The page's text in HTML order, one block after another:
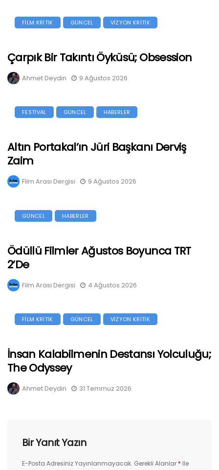
FİLM KRİTİK GÜNCEL VİZYON KRİTİK
Çarpık Bir Takıntı Öyküsü; Obsession
Ahmet Deydin 9 Ağustos 2026
FESTİVAL GÜNCEL HABERLER
Altın Portakal’ın Jüri Başkanı Derviş
Zaim
Film Arası Dergisi 9 Ağustos 2026
GÜNCEL HABERLER
Ödüllü Filmler Ağustos Boyunca TRT
2’de
Film Arası Dergisi 4 Ağustos 2026
FİLM KRİTİK GÜNCEL VİZYON KRİTİK
İnsan Kalabilmenin Destansı Yolculuğu;
The Odyssey
Ahmet Deydin 31 Temmuz 2026
Bir Yanıt Yazın
E-Posta Adresiniz Yayınlanmayacak. Gerekli Alanlar * Ile